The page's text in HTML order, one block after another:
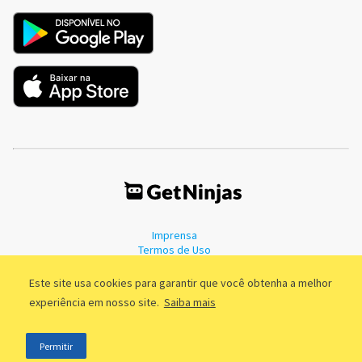
Este site usa cookies para garantir que você obtenha a melhor
experiência em nosso site. Saiba mais
Permitir
Imprensa
Termos de Uso
©2011 - 2026, GetNinjas LTDA. CNPJ 55.744.877/0001-89 - Rua Dr.
Fernandes Coelho, 85 - 3º andar - São Paulo/SP - Brasil